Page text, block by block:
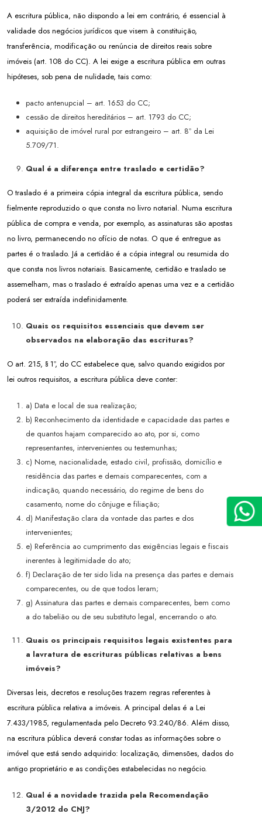
A escritura pública, não dispondo a lei em contrário, é essencial à
validade dos negócios jurídicos que visem à constituição,
transferência, modificação ou renúncia de direitos reais sobre
imóveis (art. 108 do CC). A lei exige a escritura pública em outras
hipóteses, sob pena de nulidade, tais como:
pacto antenupcial – art. 1653 do CC;
cessão de direitos hereditários – art. 1793 do CC;
aquisição de imóvel rural por estrangeiro – art. 8º da Lei
5.709/71.
Qual é a diferença entre traslado e certidão?
O traslado é a primeira cópia integral da escritura pública, sendo
fielmente reproduzido o que consta no livro notarial. Numa escritura
pública de compra e venda, por exemplo, as assinaturas são apostas
no livro, permanecendo no ofício de notas. O que é entregue as
partes é o traslado. Já a certidão é a cópia integral ou resumida do
que consta nos livros notariais. Basicamente, certidão e traslado se
assemelham, mas o traslado é extraído apenas uma vez e a certidão
poderá ser extraída indefinidamente.
Quais os requisitos essenciais que devem ser
observados na elaboração das escrituras?
O art. 215, § 1º, do CC estabelece que, salvo quando exigidos por
lei outros requisitos, a escritura pública deve conter:
a) Data e local de sua realização;
b) Reconhecimento da identidade e capacidade das partes e
de quantos hajam comparecido ao ato, por si, como
representantes, intervenientes ou testemunhas;
c) Nome, nacionalidade, estado civil, profissão, domicílio e
residência das partes e demais comparecentes, com a
indicação, quando necessário, do regime de bens do
casamento, nome do cônjuge e filiação;
d) Manifestação clara da vontade das partes e dos
intervenientes;
e) Referência ao cumprimento das exigências legais e fiscais
inerentes à legitimidade do ato;
f) Declaração de ter sido lida na presença das partes e demais
comparecentes, ou de que todos leram;
g) Assinatura das partes e demais comparecentes, bem como
a do tabelião ou de seu substituto legal, encerrando o ato.
Quais os principais requisitos legais existentes para
a lavratura de escrituras públicas relativas a bens
imóveis?
Diversas leis, decretos e resoluções trazem regras referentes à
escritura pública relativa a imóveis. A principal delas é a Lei
7.433/1985, regulamentada pelo Decreto 93.240/86. Além disso,
na escritura pública deverá constar todas as informações sobre o
imóvel que está sendo adquirido: localização, dimensões, dados do
antigo proprietário e as condições estabelecidas no negócio.
Qual é a novidade trazida pela Recomendação
3/2012 do CNJ?